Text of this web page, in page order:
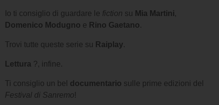
Io ti consiglio di guardare le fiction su Mia Martini,
Domenico Modugno e Rino Gaetano.
Trovi tutte queste serie su Raiplay.
Lettura ?, infine.
Ti consiglio un bel documentario sulle prime edizioni del
Festival di Sanremo!